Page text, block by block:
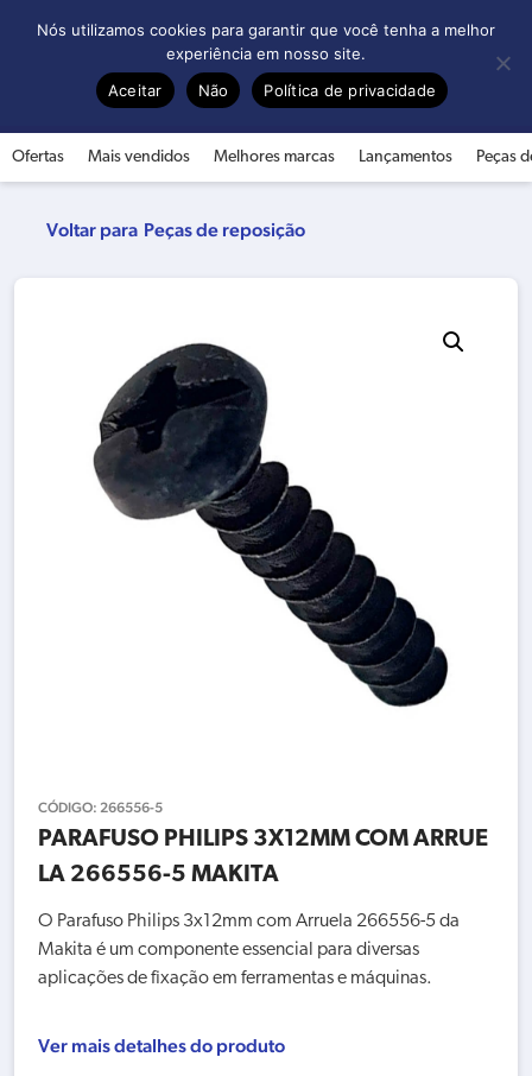
Ofertas Mais vendidos Melhores marcas Lançamentos Peças
Peças de reposição
CÓDIGO: 266556-5
PARAFUSO PHILIPS 3X12MM COM ARRUE
LA 266556-5 MAKITA
O Parafuso Philips 3x12mm com Arruela 266556-5 da
Makita é um componente essencial para diversas
aplicações de fixação em ferramentas e máquinas.
Ver mais detalhes do produto
Nós utilizamos cookies para garantir que você tenha a melhor
experiência em nosso site.
Aceitar
Não Política de privacidade